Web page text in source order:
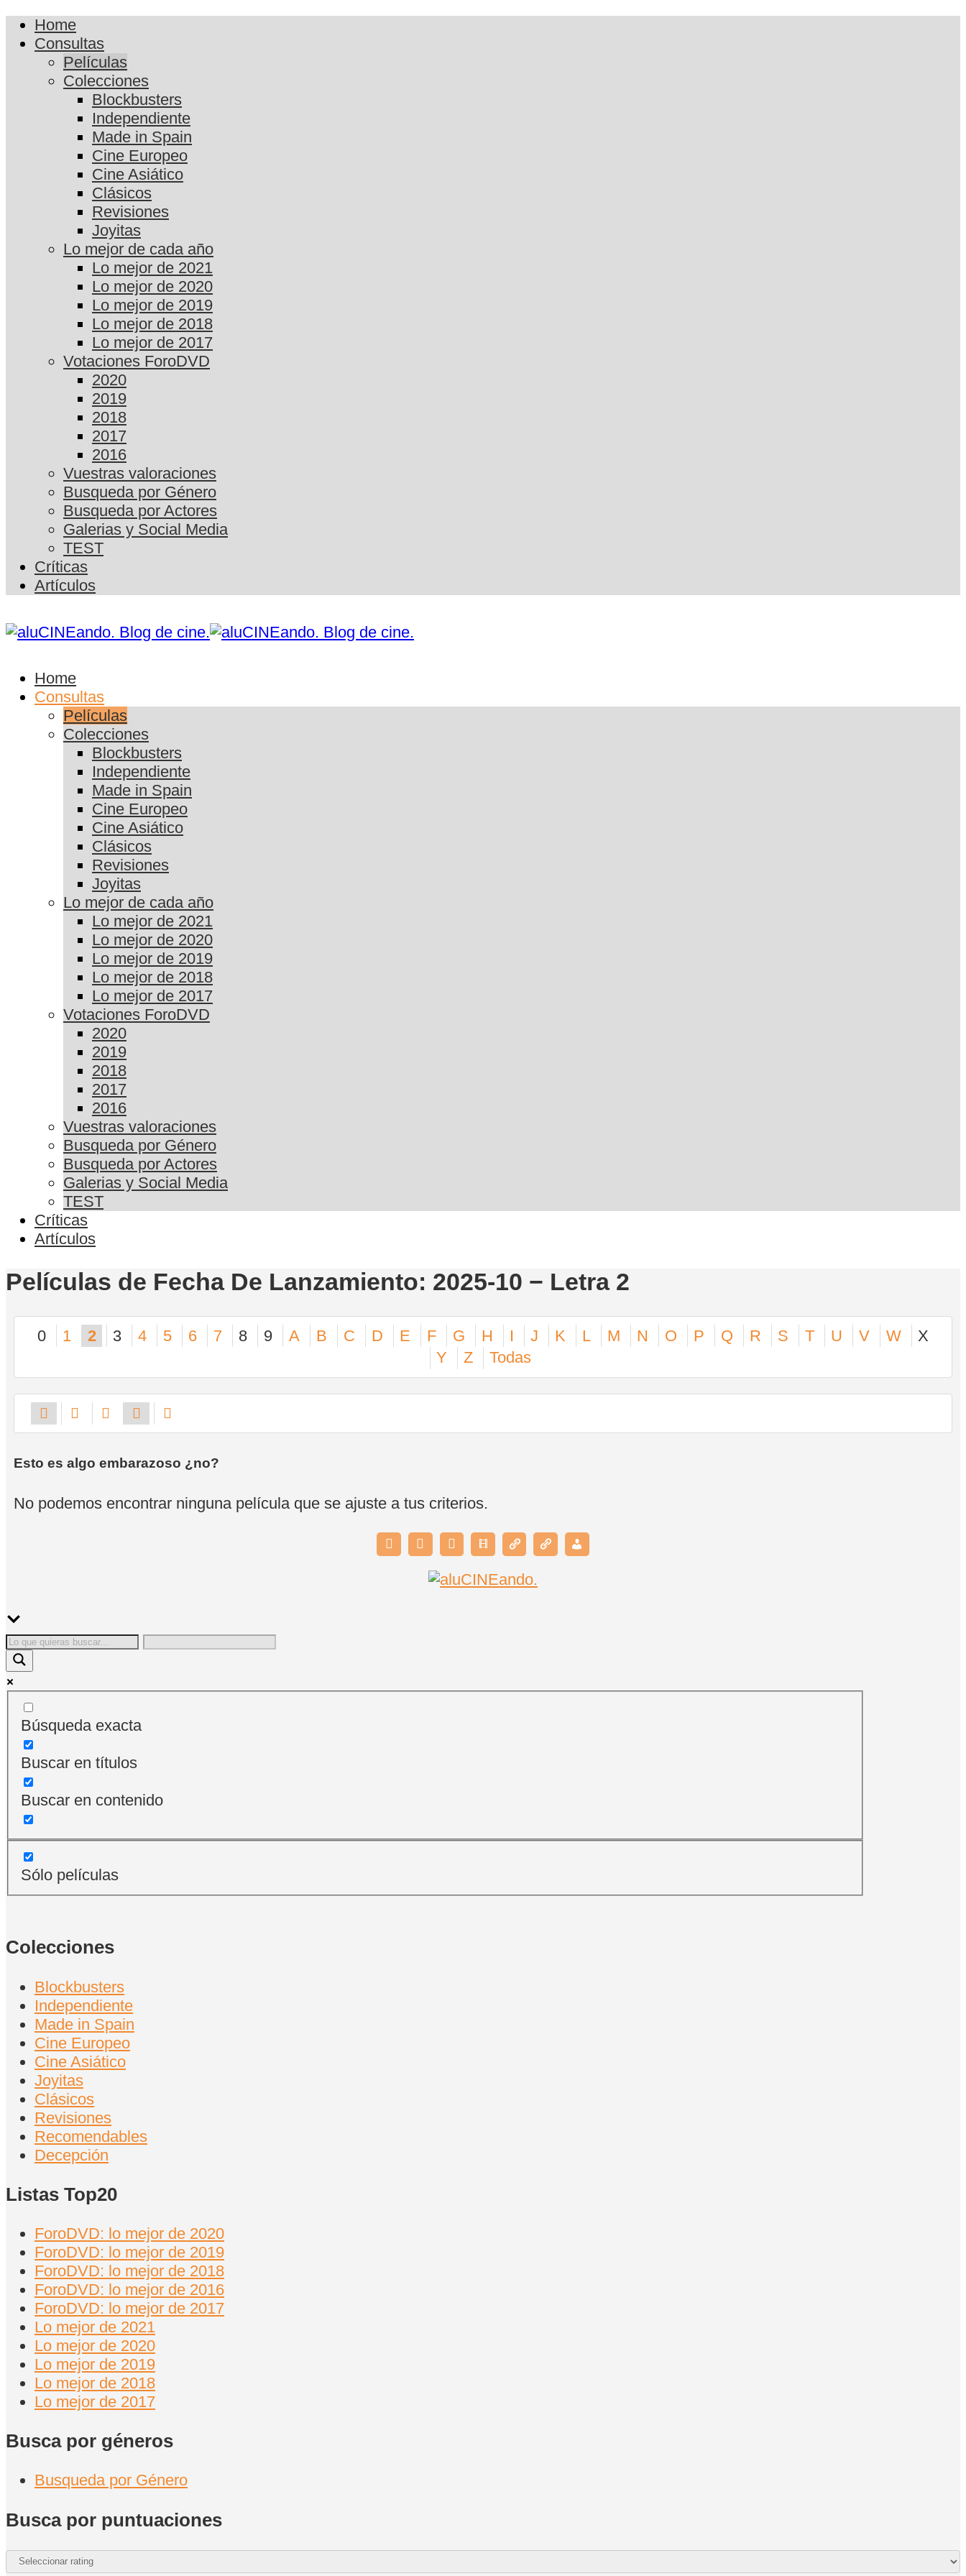
Home
Consultas
Películas
Colecciones
Blockbusters
Independiente
Made in Spain
Cine Europeo
Cine Asiático
Clásicos
Revisiones
Joyitas
Lo mejor de cada año
Lo mejor de 2021
Lo mejor de 2020
Lo mejor de 2019
Lo mejor de 2018
Lo mejor de 2017
Votaciones ForoDVD
2020
2019
2018
2017
2016
Vuestras valoraciones
Busqueda por Género
Busqueda por Actores
Galerias y Social Media
TEST
Críticas
Artículos
Home
Consultas
Películas
Colecciones
Blockbusters
Independiente
Made in Spain
Cine Europeo
Cine Asiático
Clásicos
Revisiones
Joyitas
Lo mejor de cada año
Lo mejor de 2021
Lo mejor de 2020
Lo mejor de 2019
Lo mejor de 2018
Lo mejor de 2017
Votaciones ForoDVD
2020
2019
2018
2017
2016
Vuestras valoraciones
Busqueda por Género
Busqueda por Actores
Galerias y Social Media
TEST
Críticas
Artículos
Películas de Fecha De Lanzamiento: 2025-10 − Letra 2
0 1 2 3 4 5 6 7 8 9 A B C D E F G H I J K L M N O P Q R S T U V W
X
Y
Z Todas
Esto es algo embarazoso ¿no?
No podemos encontrar ninguna película que se ajuste a tus criterios.
Búsqueda exacta
Buscar en títulos
Buscar en contenido
Sólo películas
Colecciones
Blockbusters
Independiente
Made in Spain
Cine Europeo
Cine Asiático
Joyitas
Clásicos
Revisiones
Recomendables
Decepción
Listas Top20
ForoDVD: lo mejor de 2020
ForoDVD: lo mejor de 2019
ForoDVD: lo mejor de 2018
ForoDVD: lo mejor de 2016
ForoDVD: lo mejor de 2017
Lo mejor de 2021
Lo mejor de 2020
Lo mejor de 2019
Lo mejor de 2018
Lo mejor de 2017
Busca por géneros
Busqueda por Género
Busca por puntuaciones